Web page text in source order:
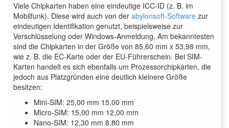
Viele Chipkarten haben eine eindeutige ICC-ID (z. B. im
Mobilfunk). Diese wird auch von der abylonsoft-Software zur
eindeutigen Identifikation genutzt, beispielsweise zur
Verschlüsselung oder Windows-Anmeldung. Am bekanntesten
sind die Chipkarten in der Größe von 85,60 mm x 53,98 mm,
wie z. B. die EC-Karte oder der EU-Führerschein. Bei SIM-
Karten handelt es sich ebenfalls um Prozessorchipkarten, die
jedoch aus Platzgründen eine deutlich kleinere Größe
besitzen:
Mini-SIM: 25,00 mm 15,00 mm
Micro-SIM: 15,00 mm 12,00 mm
Nano-SIM: 12,30 mm 8,80 mm